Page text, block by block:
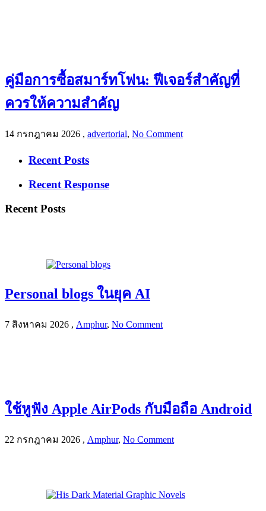
คู่มือการซื้อสมาร์ทโฟน: ฟีเจอร์สำคัญที่
ควรให้ความสำคัญ
14 กรกฎาคม 2026 , advertorial, No Comment
Recent Posts
Recent Response
Recent Posts
Personal blogs ในยุค AI
7 สิงหาคม 2026 , Amphur, No Comment
ใช้หูฟัง Apple AirPods กับมือถือ Android
22 กรกฎาคม 2026 , Amphur, No Comment